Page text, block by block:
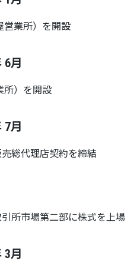
営業所）を開設
6月
所）を開設
7月
総代理店契約を締結
所市場第二部に株式を上場
3月